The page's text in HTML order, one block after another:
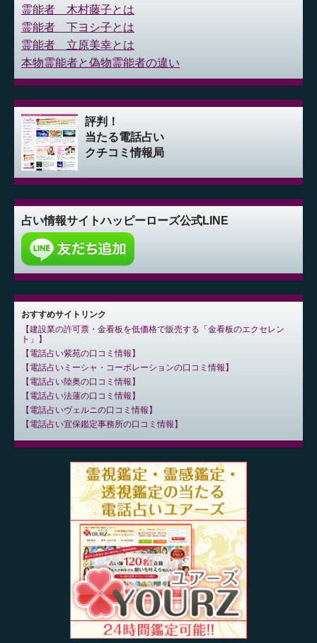
霊能者 木村藤子とは
霊能者 下ヨシ子とは
霊能者 立原美幸とは
本物霊能者と偽物霊能者の違い
評判！
当たる電話占い
クチコミ情報局
占い情報サイトハッピーローズ公式LINE
おすすめサイトリンク
建設業の許可票・金看板を低価格で販売する「金看板のエクセレン
ト」
電話占い紫苑の口コミ情報
電話占いミーシャ・コーポレーションの口コミ情報
電話占い陸奥の口コミ情報
電話占い法蓮の口コミ情報
電話占いヴェルニの口コミ情報
電話占い宜保鑑定事務所の口コミ情報